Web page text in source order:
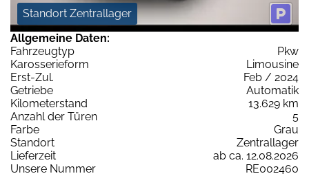
Standort Zentrallager
Allgemeine Daten:
Fahrzeugtyp
Pkw
Karosserieform
Limousine
Erst-Zul.
Feb / 2024
Getriebe
Automatik
Kilometerstand
13.629 km
Anzahl der Türen
5
Farbe
Grau
Standort
Zentrallager
Lieferzeit
ab ca. 12.08.2026
Unsere Nummer
RE002460